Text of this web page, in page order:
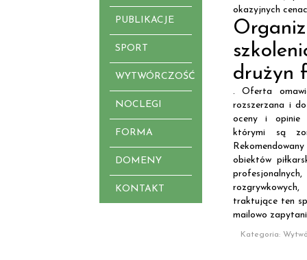
PUBLIKACJE
SPORT
WYTWÓRCZOŚĆ
NOCLEGI
FORMA
DOMENY
KONTAKT
okazyjnych
drużyn
. Oferta
rozszerzana i
oceny i opinie
którymi są
obiektów
traktujące ten
mailowo
Kategoria: